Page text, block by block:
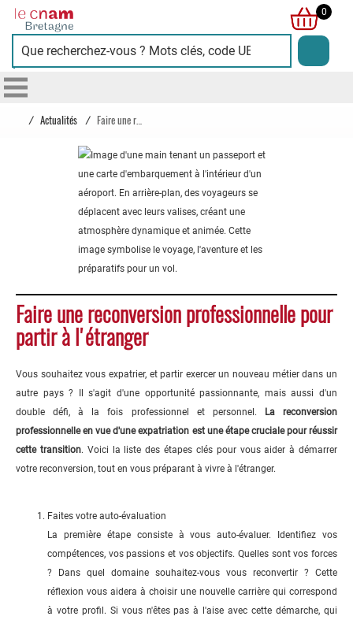
Cnam
Bretagne
0
/ Actualités /
Faire une reconversion professionnelle pour
partir à l'étranger
Vous souhaitez vous expatrier, et partir exercer un nouveau métier dans un
autre pays ? Il s'agit d'une opportunité passionnante, mais aussi d'un
double défi, à la fois professionnel et personnel.
La reconversion
professionnelle en vue d'une expatriation est une étape cruciale pour réussir
cette transition. Voici la liste des étapes clés pour vous aider à démarrer
votre reconversion, tout en vous préparant à vivre à l'étranger.
Faites votre auto-évaluation
La première étape consiste à vous auto-évaluer. Identifiez vos
compétences, vos passions et vos objectifs. Quelles sont vos forces
? Dans quel domaine souhaitez-vous vous reconvertir ? Cette
réflexion vous aidera à choisir une nouvelle carrière qui correspond
à votre profil. Si vous n'êtes pas à l'aise avec cette démarche, qui